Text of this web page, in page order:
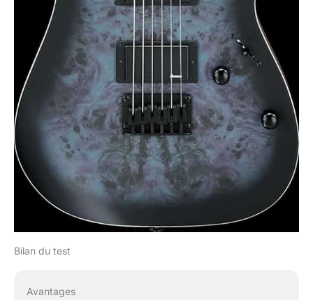
Bilan du test
Avantages